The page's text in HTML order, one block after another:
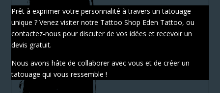
Prêt à exprimer votre personnalité à travers un tatouage
unique ? Venez visiter notre Tattoo Shop Eden Tattoo, ou
contactez-nous pour discuter de vos idées et recevoir un
devis gratuit.
Nous avons hâte de collaborer avec vous et de créer un
tatouage qui vous ressemble !